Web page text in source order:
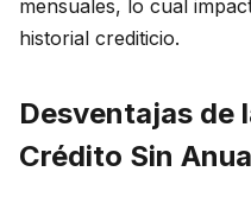
mensuales, lo cual
historial crediticio.
Desventajas de
Crédito Sin